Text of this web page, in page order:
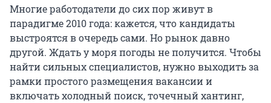
Многие работодатели до сих пор живут в
парадигме 2010 года: кажется, что кандидаты
выстроятся в очередь сами. Но рынок давно
другой. Ждать у моря погоды не получится. Чтобы
найти сильных специалистов, нужно выходить за
рамки простого размещения вакансии и
включать холодный поиск, точечный хантинг,